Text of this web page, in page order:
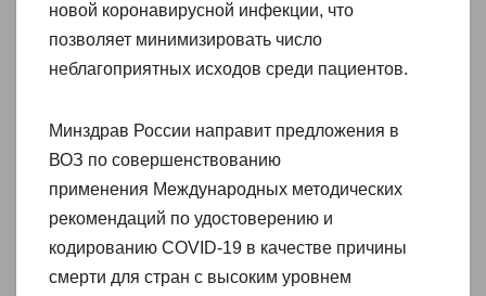
новой коронавирусной инфекции, что
позволяет минимизировать число
неблагоприятных исходов среди пациентов.
Минздрав России направит предложения в
ВОЗ по совершенствованию
применения Международных методических
рекомендаций по удостоверению и
кодированию COVID-19 в качестве причины
смерти для стран с высоким уровнем